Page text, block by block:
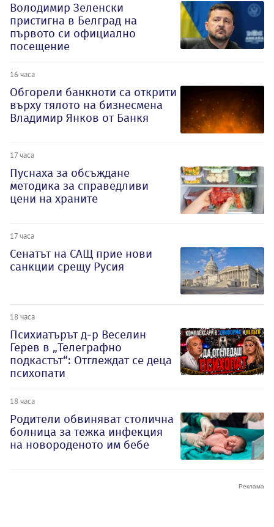
Володимир Зеленски
пристигна в Белград на
първото си официално
посещение
16 часа
Обгорели банкноти са открити
върху тялото на бизнесмена
Владимир Янков от Банкя
17 часа
Пуснаха за обсъждане
методика за справедливи
цени на храните
17 часа
Сенатът на САЩ прие нови
санкции срещу Русия
18 часа
Психиатърът д-р Веселин
Герев в „Телеграфно
подкастът“: Отглеждат се деца
психопати
18 часа
Родители обвиняват столична
болница за тежка инфекция
на новороденото им бебе